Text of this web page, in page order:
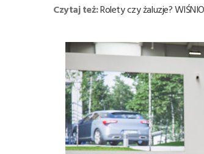
Czytaj też:Rolety czy żaluzje?